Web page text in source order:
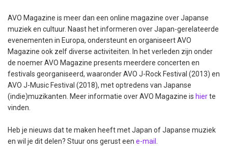
AVO Magazine is meer dan een online magazine over Japanse
muziek en cultuur. Naast het informeren over Japan-gerelateerde
evenementen in Europa, ondersteunt en organiseert AVO
Magazine ook zelf diverse activiteiten. In het verleden zijn onder
de noemer AVO Magazine presents meerdere concerten en
festivals georganiseerd, waaronder AVO J-Rock Festival (2013) en
AVO J-Music Festival (2018), met optredens van Japanse
(indie)muzikanten. Meer informatie over AVO Magazine is hierte
vinden.
Heb je nieuws dat te maken heeft met Japan of Japanse muziek
en wil je dit delen? Stuur ons gerust een e-mail